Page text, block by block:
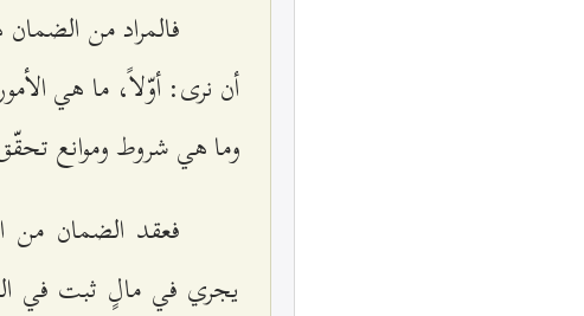
فالمراد من
أن نرى: أوّلاً، ما هي
وما هي شروط وموانع
فعقد الضمان من
يجري في مالٍ ثبت في